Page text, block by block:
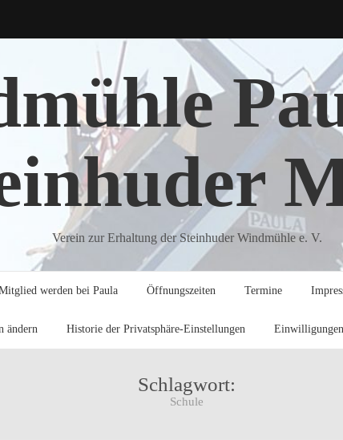
Verein zur Erhaltung der Steinhuder Windmühle e. V.
werden bei Paula Öffnungszeiten Termine
ändern Historie der Privatsphäre-Einstellungen
Schlagwort:
Schule